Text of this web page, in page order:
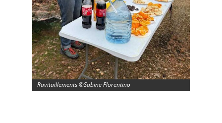
Ravitaillements ©Sabine Florentino